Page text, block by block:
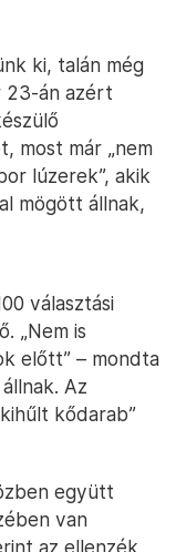
ki, talán még
23-án azért
most már „nem
lúzerek”, akik
mögött állnak,
választási
„Nem is
előtt” – mondta
Az
kődarab”
együtt
van
az ellenzék